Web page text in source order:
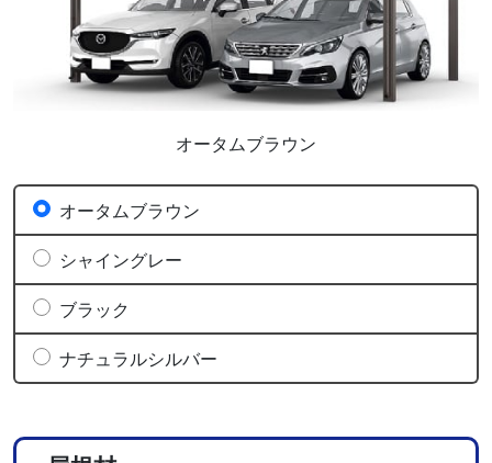
オータムブラウン
オータムブラウン
シャイングレー
ブラック
ナチュラルシルバー